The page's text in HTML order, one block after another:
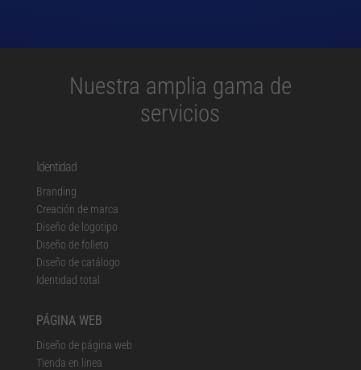
Nuestra amplia gama de
servicios
Identidad
Branding
Creación de marca
Diseño de logotipo
Diseño de folleto
Diseño de catálogo
Identidad total
PÁGINA WEB
Diseño de página web
Tienda en línea